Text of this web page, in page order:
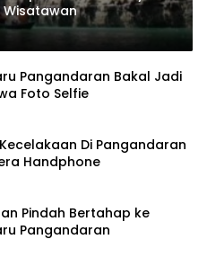
Wisatawan
Pangandaran Bakal Jadi
Foto Selfie
Di Pangandaran
Handphone
Pindah Bertahap ke
Pangandaran